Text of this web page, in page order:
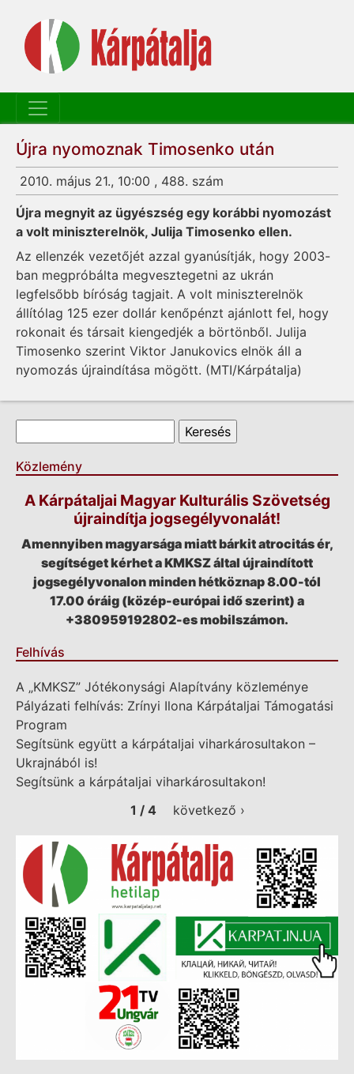
Újra nyomoznak Timosenko után
2010. május 21., 10:00 , 488. szám
Újra megnyit az ügyészség egy korábbi nyomozást
a volt miniszterelnök, Julija Timosenko ellen.
Az ellenzék vezetőjét azzal gyanúsítják, hogy 2003-
ban megpróbálta megvesztegetni az ukrán
legfelsőbb bíróság tagjait. A volt miniszterelnök
állítólag 125 ezer dollár kenőpénzt ajánlott fel, hogy
rokonait és társait kiengedjék a börtönből. Julija
Timosenko szerint Viktor Janukovics elnök áll a
nyomozás újraindítása mögött. (MTI/Kárpátalja)
Keresés űrlap
Keresés
Közlemény
A Kárpátaljai Magyar Kulturális Szövetség
újraindítja jogsegélyvonalát!
Amennyiben magyarsága miatt bárkit atrocitás ér,
segítséget kérhet a KMKSZ által újraindított
jogsegélyvonalon minden hétköznap 8.00-tól
17.00 óráig (közép-európai idő szerint) a
+380959192802-es mobilszámon.
Felhívás
A „KMKSZ” Jótékonysági Alapítvány közleménye
Pályázati felhívás: Zrínyi Ilona Kárpátaljai Támogatási
Program
Segítsünk együtt a kárpátaljai viharkárosultakon –
Ukrajnából is!
Segítsünk a kárpátaljai viharkárosultakon!
1 / 4
következő ›